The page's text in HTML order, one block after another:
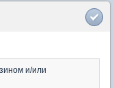
и/или